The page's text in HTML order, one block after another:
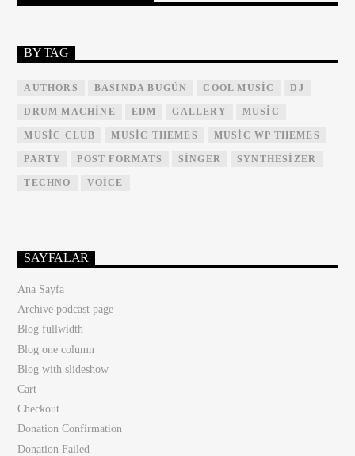
BY TAG
AUTHORS BASINDA BUGÜN COOL MUSIC DJ
DRUM MACHINE EDM GALLERY MUSIC
MUSIC CLUB MUSIC THEMES MUSIC WP THEMES
PARTY POST FORMATS SINGER SYNTHESIZER
TECHNO VOICE
SAYFALAR
Ana Sayfa
Archive podcast page
Blog fullwidth
Blog one column
Blog with slideshow
Cart
Checkout
Donation Confirmation
Donation Failed